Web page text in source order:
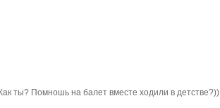
ты? Помношь на балет вместе ходили в детстве?))